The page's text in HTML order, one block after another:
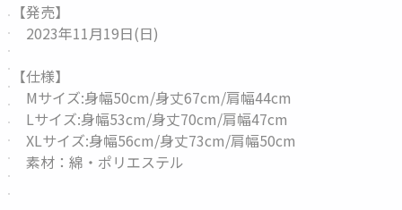
【発売】
2023年11月19日(日)
【仕様】
Mサイズ:身幅50cm/身丈67cm/肩幅44cm
Lサイズ:身幅53cm/身丈70cm/肩幅47cm
XLサイズ:身幅56cm/身丈73cm/肩幅50cm
素材：綿・ポリエステル